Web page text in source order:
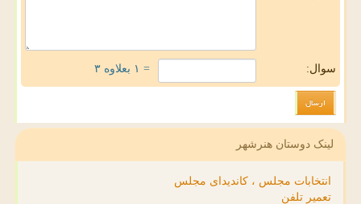
سوال: = ۱ بعلاوه ۳
لینک دوستان هنرشهر
انتخابات مجلس ، کاندیدای مجلس
تعمیر تلفن